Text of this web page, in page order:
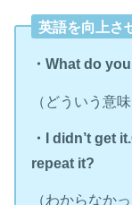
英語を向上さ
・What do
（どういう意味
・I didn’t get
repeat it?
（わからなか